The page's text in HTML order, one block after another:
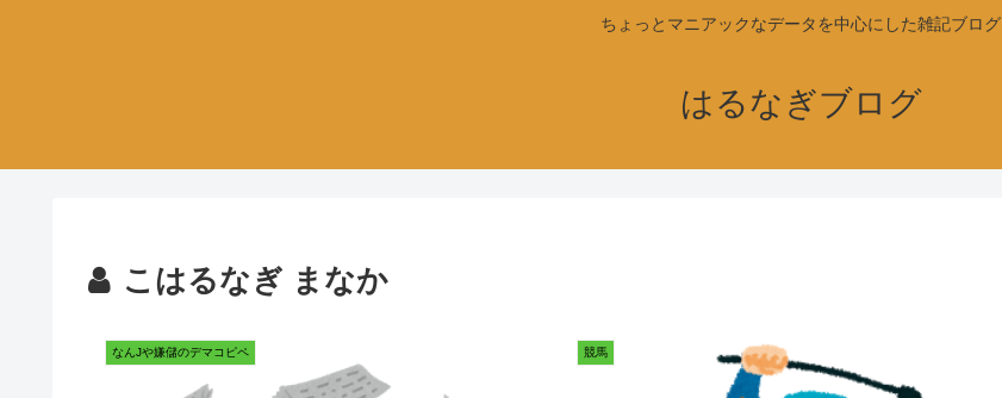
ちょっとマニアックなデータを中心にした雑記ブログ
はるなぎブログ
こはるなぎ まなか
なんJや嫌儲のデマコピペ 競馬